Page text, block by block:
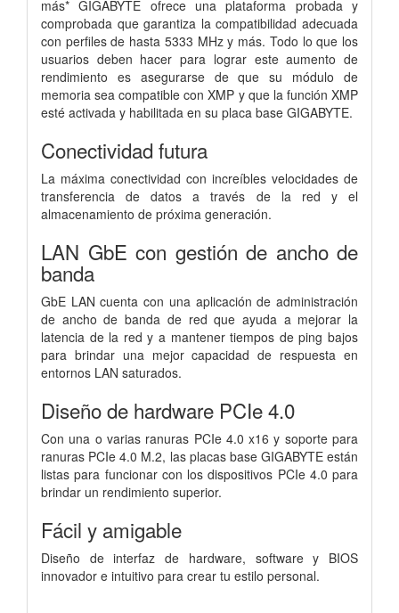
más* GIGABYTE ofrece una plataforma probada y
comprobada que garantiza la compatibilidad adecuada
con perfiles de hasta 5333 MHz y más. Todo lo que los
usuarios deben hacer para lograr este aumento de
rendimiento es asegurarse de que su módulo de
memoria sea compatible con XMP y que la función XMP
esté activada y habilitada en su placa base GIGABYTE.
Conectividad futura
La máxima conectividad con increíbles velocidades de
transferencia de datos a través de la red y el
almacenamiento de próxima generación.
LAN GbE con gestión de ancho de
banda
GbE LAN cuenta con una aplicación de administración
de ancho de banda de red que ayuda a mejorar la
latencia de la red y a mantener tiempos de ping bajos
para brindar una mejor capacidad de respuesta en
entornos LAN saturados.
Diseño de hardware PCIe 4.0
Con una o varias ranuras PCIe 4.0 x16 y soporte para
ranuras PCIe 4.0 M.2, las placas base GIGABYTE están
listas para funcionar con los dispositivos PCIe 4.0 para
brindar un rendimiento superior.
Fácil y amigable
Diseño de interfaz de hardware, software y BIOS
innovador e intuitivo para crear tu estilo personal.